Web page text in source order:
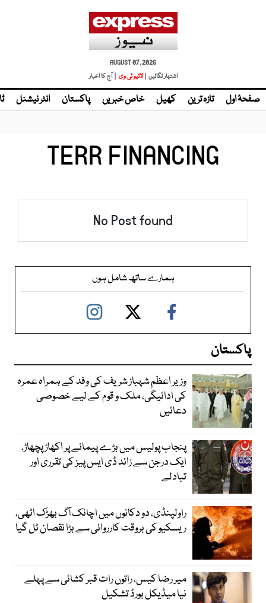
AUGUST 07, 2026
اشتہار لگائیں | لائیو ٹی وی | آج کا اخبار
صفحۂ اول تازہ ترین کھیل خاص خبریں پاکستان انٹر نیشنل
TERR FINANCING
No Post found
ہمارے ساتھ شامل ہوں
پاکستان
وزیر اعظم شہباز شریف کی وفد کے ہمراہ عمرہ
کی ادائیگی، ملک و قوم کے لیے خصوصی
دعائیں
پنجاب پولیس میں بڑے پیمانے پر اکھاڑ پچھاڑ،
ایک درجن سے زائد ڈی ایس پیز کی تقرری اور
تبادلے
راولپنڈی، دو دکانوں میں اچانک آگ بھڑک اٹھی،
ریسکیو کی بروقت کارروائی سے بڑا نقصان ٹل گیا
میر رضا کیس، راتوں رات قبر کشائی سے پہلے
نیا میڈیکل بورڈ تشکیل